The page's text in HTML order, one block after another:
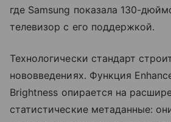
где Samsung показала 130-
телевизор с его поддержкой.
Технологически стандарт
нововведениях. Функция
Brightness опирается на
статистические метаданные: